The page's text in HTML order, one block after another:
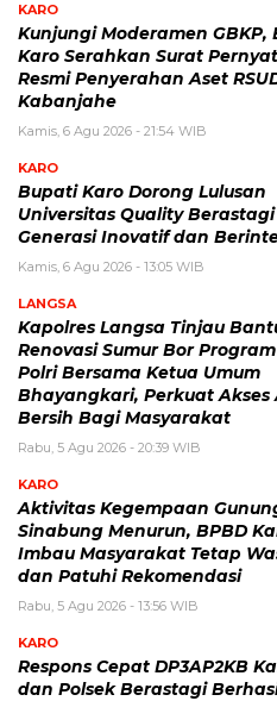
KARO
Kunjungi Moderamen GBKP,
Karo Serahkan Surat
Resmi Penyerahan Aset
Kabanjahe
Kamis, 6 Agu 2026 - 21:54 WIB
KARO
Bupati Karo Dorong Lulusan
Universitas Quality
Generasi Inovatif dan
Kamis, 6 Agu 2026 - 13:05 WIB
LANGSA
Kapolres Langsa Tinjau
Renovasi Sumur Bor
Polri Bersama Ketua Umum
Bhayangkari, Perkuat Akses
Bersih Bagi Masyarakat
Rabu, 5 Agu 2026 - 20:39 WIB
KARO
Aktivitas Kegempaan
Sinabung Menurun, BPBD
Imbau Masyarakat Tetap
dan Patuhi Rekomendasi
Rabu, 5 Agu 2026 - 13:56 WIB
KARO
Respons Cepat DP3AP2KB
dan Polsek Berastagi